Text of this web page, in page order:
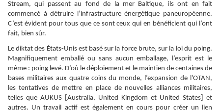
Stream, qui passent au fond de la mer Baltique, ils ont en fait
commencé à détruire l’infrastructure énergétique paneuropéenne.
C’est évident pour tous que ce sont ceux qui en bénéficient qui l’ont
fait, bien sûr.
Le diktat des États-Unis est basé sur la force brute, sur la loi du poing.
Magnifiquement emballé ou sans aucun emballage, l’esprit est le
même : poing levé. D’où le déploiement et le maintien de centaines de
bases militaires aux quatre coins du monde, l’expansion de l’OTAN,
les tentatives de mettre en place de nouvelles alliances militaires,
telles que AUKUS [Australia, United Kingdom et United States] et
autres. Un travail actif est également en cours pour créer un lien